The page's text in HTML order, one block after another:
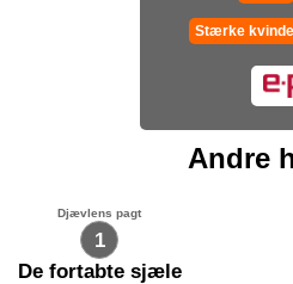
Stærke
Andre
1
Djævlens pagt
De fortabte sjæle